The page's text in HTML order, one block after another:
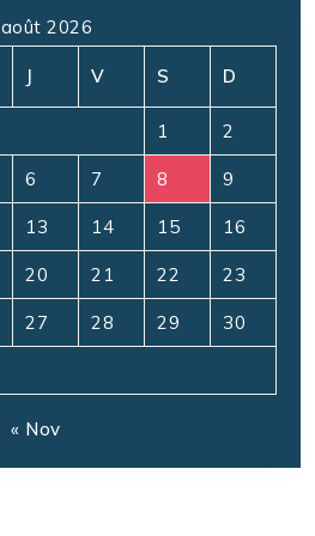
août 2026
J V S D
1 2
6 7 8 9
13 14 15 16
20 21 22 23
27 28 29 30
« Nov